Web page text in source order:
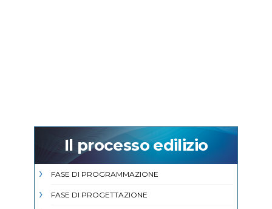
Il processo edilizio
FASE DI PROGRAMMAZIONE
FASE DI PROGETTAZIONE